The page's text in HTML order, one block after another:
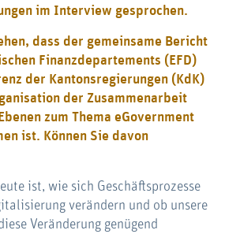
im Interview gesprochen.
dass der gemeinsame Bericht
Finanzdepartements (EFD)
der Kantonsregierungen (KdK)
der Zusammenarbeit
zum Thema eGovernment
ist. Können Sie davon
ist, wie sich Geschäftsprozesse
verändern und ob unsere
Veränderung genügend